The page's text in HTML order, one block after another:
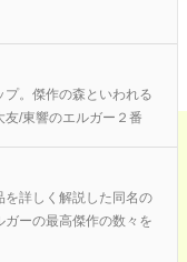
。傑作の森といわれる
/東響のエルガー２番
詳しく解説した同名の
ーの最高傑作の数々を